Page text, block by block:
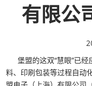
有限公
堡盟的这双“慧眼”已经
料、印刷包装等过程自动